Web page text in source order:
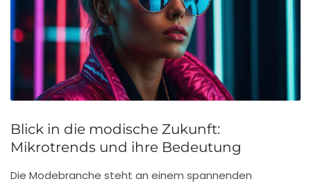
Blick in die modische Zukunft:
Mikrotrends und ihre Bedeutung
Die Modebranche steht an einem spannenden